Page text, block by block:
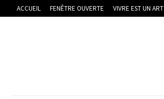
ACCUEIL FENÊTRE OUVERTE VIVRE EST UN ART